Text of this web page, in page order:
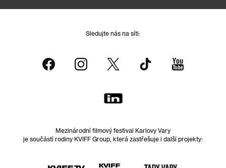
Sledujte nás na síti:
Mezinárodní filmový festival Karlovy Vary
je součástí rodiny KVIFF Group, která zastřešuje i další projekty: